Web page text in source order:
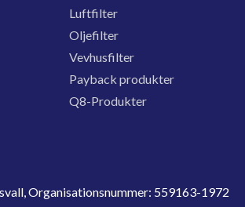
Luftfilter
Oljefilter
Vevhusfilter
Payback produkter
Q8-Produkter
Organisationsnummer: 559163-1972